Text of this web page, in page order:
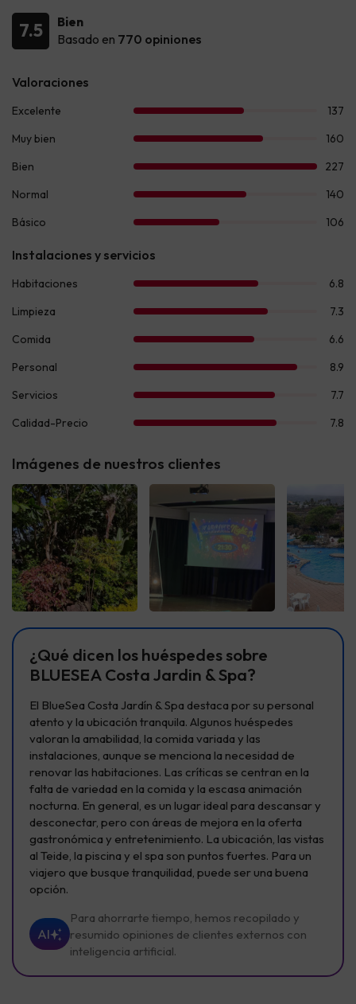
7.5
Bien
Basado en 770 opiniones
Imágenes de nuestros clientes
¿Qué dicen los huéspedes sobre
BLUESEA Costa Jardin & Spa?
El BlueSea Costa Jardín & Spa destaca por su personal
atento y la ubicación tranquila. Algunos huéspedes
valoran la amabilidad, la comida variada y las
instalaciones, aunque se menciona la necesidad de
renovar las habitaciones. Las críticas se centran en la
falta de variedad en la comida y la escasa animación
nocturna. En general, es un lugar ideal para descansar y
desconectar, pero con áreas de mejora en la oferta
gastronómica y entretenimiento. La ubicación, las vistas
al Teide, la piscina y el spa son puntos fuertes. Para un
viajero que busque tranquilidad, puede ser una buena
opción.
AI
Para ahorrarte tiempo, hemos recopilado y
resumido opiniones de clientes externos con
inteligencia artificial.